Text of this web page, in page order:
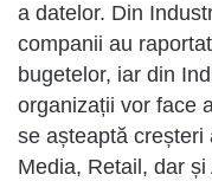
a datelor. Din
companii au
bugetelor, iar din
organizații vor face
se așteaptă creșteri
Media, Retail, dar și